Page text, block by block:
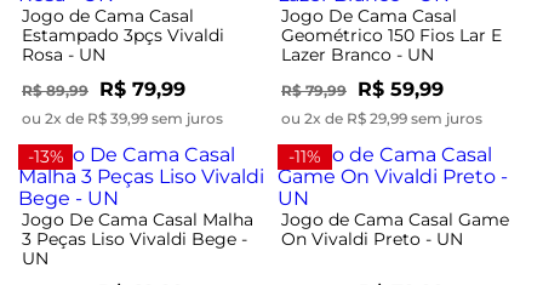
Jogo de Cama Casal
Estampado 3pçs Vivaldi
Rosa - UN
R$ 89,99 R$ 79,99
ou 2x de R$ 39,99 sem juros
Jogo De Cama Casal
Geométrico 150 Fios Lar E
Lazer Branco - UN
R$ 79,99 R$ 59,99
ou 2x de R$ 29,99 sem juros
-13%
Jogo De Cama Casal Malha
3 Peças Liso Vivaldi Bege -
UN
-11%
Jogo de Cama Casal Game
On Vivaldi Preto - UN